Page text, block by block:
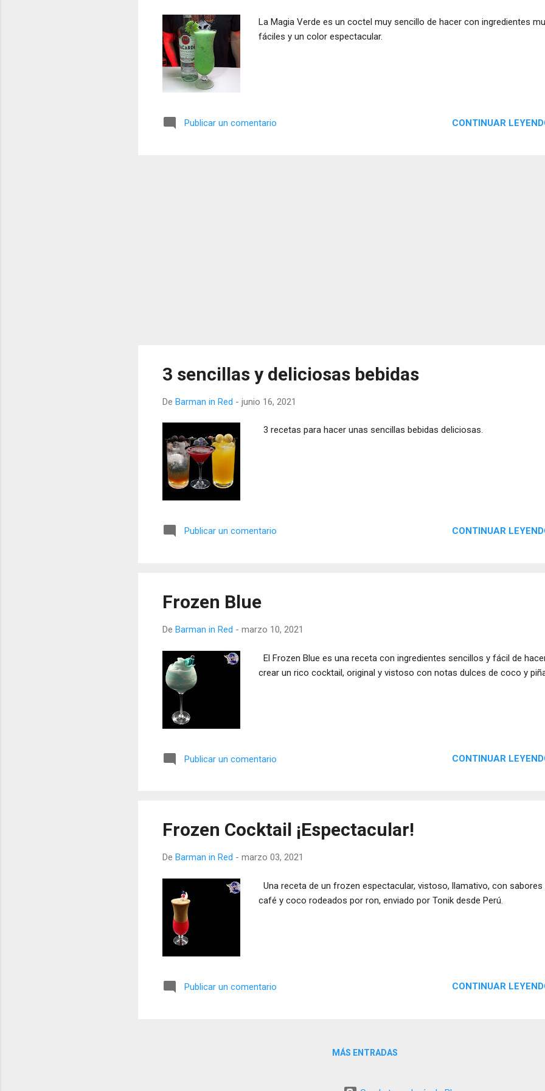
La Magia Verde es un coctel muy sencillo de hacer con ingredientes
fáciles y un color espectacular.
Publicar un comentario CONTINUAR
3 sencillas y deliciosas bebidas
De Barman in Red - junio 16, 2021
3 recetas para hacer unas sencillas bebidas deliciosas.
Publicar un comentario CONTINUAR
Frozen Blue
De Barman in Red - marzo 10, 2021
El Frozen Blue es una receta con ingredientes sencillos y fácil de
crear un rico cocktail, original y vistoso con notas dulces de coco y
Publicar un comentario CONTINUAR
Frozen Cocktail ¡Espectacular!
De Barman in Red - marzo 03, 2021
Una receta de un frozen espectacular, vistoso, llamativo, con sabores
café y coco rodeados por ron, enviado por Tonik desde Perú.
Publicar un comentario CONTINUAR
MÁS ENTRADAS